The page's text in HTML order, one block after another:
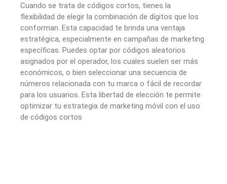
Cuando se trata de códigos cortos, tienes la
flexibilidad de elegir la combinación de dígitos que los
conforman. Esta capacidad te brinda una ventaja
estratégica, especialmente en campañas de marketing
específicas. Puedes optar por códigos aleatorios
asignados por el operador, los cuales suelen ser más
económicos, o bien seleccionar una secuencia de
números relacionada con tu marca o fácil de recordar
para los usuarios. Esta libertad de elección te permite
optimizar tu estrategia de marketing móvil con el uso
de códigos cortos